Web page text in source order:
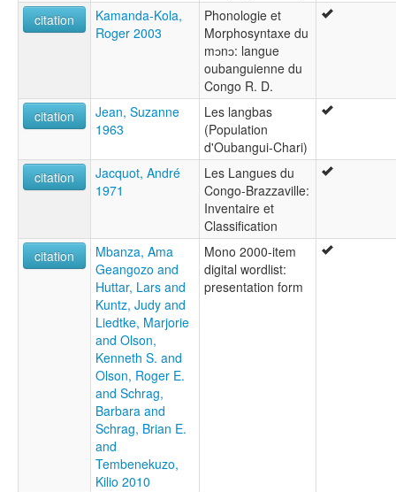
citation
Kamanda-Kola,
Roger 2003
Phonologie et
Morphosyntaxe du
mɔnɔ: langue
oubanguienne du
Congo R. D.
citation
Jean, Suzanne
1963
Les langbas
(Population
d'Oubangui-Chari)
citation
Jacquot, André
1971
Les Langues du
Congo-Brazzaville:
Inventaire et
Classification
citation
Mbanza, Ama
Geangozo and
Huttar, Lars and
Kuntz, Judy and
Liedtke, Marjorie
and Olson,
Kenneth S. and
Olson, Roger E.
and Schrag,
Barbara and
Schrag, Brian E.
and
Tembenekuzo,
Kilio 2010
Mono 2000-item
digital wordlist:
presentation form